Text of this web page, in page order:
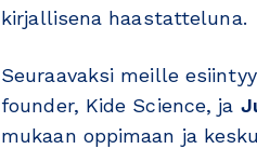
kirjallisena haastatteluna.
Seuraavaksi meille
founder, Kide Science, ja
mukaan oppimaan ja